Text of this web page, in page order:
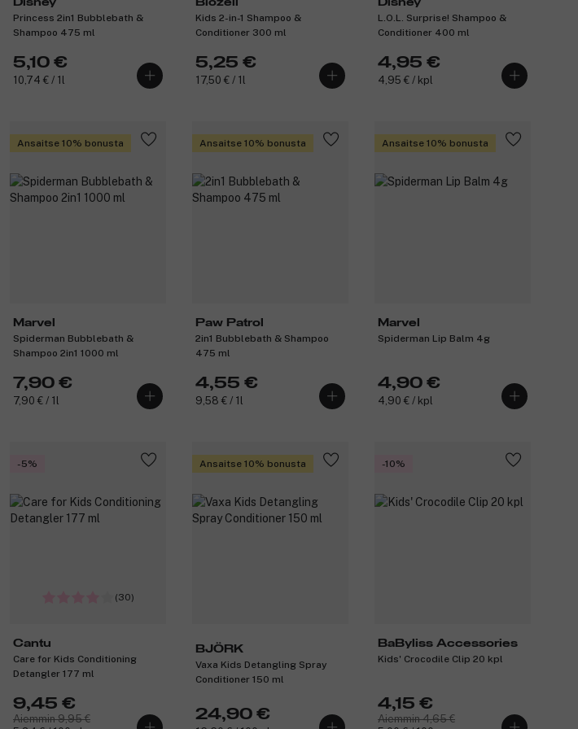
Disney
Princess 2in1 Bubblebath &
Shampoo 475 ml
5,10 €
10,74 € / 1l
Biozell
Kids 2-in-1 Shampoo &
Conditioner 300 ml
5,25 €
17,50 € / 1l
Disney
L.O.L. Surprise! Shampoo &
Conditioner 400 ml
4,95 €
4,95 € / kpl
Ansaitse 10% bonusta
Marvel
Spiderman Bubblebath &
Shampoo 2in1 1000 ml
7,90 €
7,90 € / 1l
Ansaitse 10% bonusta
Paw Patrol
2in1 Bubblebath & Shampoo
475 ml
4,55 €
9,58 € / 1l
Ansaitse 10% bonusta
Marvel
Spiderman Lip Balm 4g
4,90 €
4,90 € / kpl
-5%
(30)
Cantu
Care for Kids Conditioning
Detangler 177 ml
9,45 €
Aiemmin 9,95 €
Ansaitse 10% bonusta
BJÖRK
Vaxa Kids Detangling Spray
Conditioner 150 ml
24,90 €
-10%
BaByliss Accessories
Kids' Crocodile Clip 20 kpl
4,15 €
Aiemmin 4,65 €